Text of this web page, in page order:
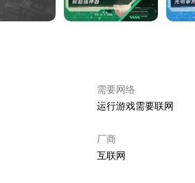
需要网络
运行游戏需要联网
厂商
互联网